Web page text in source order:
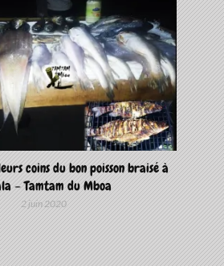
coins du bon poisson braisé à
– Tamtam du Mboa
2 juin 2020